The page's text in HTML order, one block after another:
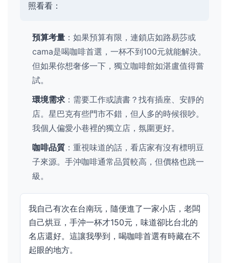
照看看：
預算考量 ：如果預算有限，連鎖店如路易莎或
cama是喝咖啡首選，一杯不到100元就能解決。
但如果你想奢侈一下，獨立咖啡館如湛盧值得嘗
試。
環境需求 ：需要工作或讀書？找有插座、安靜的
店。星巴克有些門市不錯，但人多的時候很吵。
我個人偏愛小巷裡的獨立店，氛圍更好。
咖啡品質 ：重視味道的話，看店家有沒有標明豆
子來源。手沖咖啡通常品質較高，但價格也跳一
級。
我自己有次在台南玩，隨便進了一家小店，老闆
自己烘豆，手沖一杯才150元，味道卻比台北的
名店還好。這讓我學到，喝咖啡首選有時藏在不
起眼的地方。